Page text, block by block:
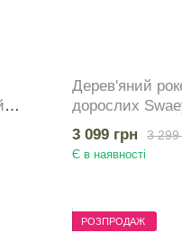
Дерев'яний
дорослих
ABC з
3 299
3 099 грн
Є в наявності
РОЗПРОДАЖ